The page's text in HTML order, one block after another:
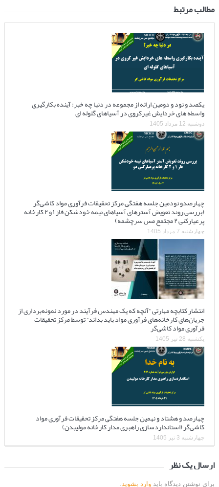
مطالب مرتبط
یکصد و نود و دومین ارائه از مجموعه در دنیا چه خبر: آینده بکارگیری
واسطه های خردایش غیرکروی در آسیاهای گلوله ای
دوشنبه 12 مرداد 1405
چهارصدو نودمین جلسه هفتگی مرکز تحقیقات فرآوری مواد کاشی‌گر
(بررسی روند تعویض آسترهای آسیاهای نیمه خودشکن فاز ۱ و ۲ کارخانه
پرعیارکنی ۲ مجتمع مس سرچشمه)
چهارشنبه 7 مرداد 1405
انتشار کتابچه مهارتی “آنچه که یک مهندس فرآیند در مورد نمونه‌برداری از
جریان‌های کارخانه‌های فرآوری مواد باید بداند” توسط مرکز تحقیقات
فرآوری مواد کاشی‌گر
یکشنبه 28 تیر 1405
چهارصد و هشتاد و نهمین جلسه هفتگی مرکز تحقیقات فرآوری مواد
کاشی‌گر (استانداردسازی راهبری مدار کارخانه مولیبدن)
چهارشنبه 3 تیر 1405
ارسال یک نظر
برای نوشتن دیدگاه باید وارد بشوید.